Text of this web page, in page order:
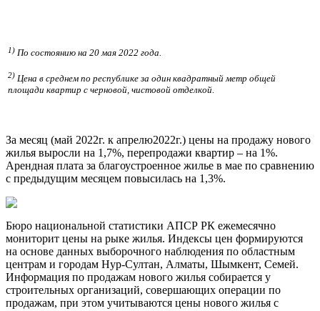
1) По состоянию на 20 мая 2022 года.
2) Цена в среднем по республике за один квадратный метр общей
площади квартир с черновой, чистовой отделкой.
За месяц (май 2022г. к апрелю2022г.) цены на продажу нового
жилья выросли на 1,7%, перепродажи квартир – на 1%.
Арендная плата за благоустроенное жилье в мае по сравнению
с предыдущим месяцем повысилась на 1,3%.
Бюро национальной статистики АПСР РК ежемесячно
мониторит цены на рыке жилья. Индексы цен формируются
на основе данных выборочного наблюдения по областным
центрам и городам Нур-Султан, Алматы, Шымкент, Семей.
Информация по продажам нового жилья собирается у
строительных организаций, совершающих операции по
продажам, при этом учитываются цены нового жилья с